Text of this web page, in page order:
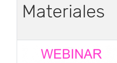
Materiales